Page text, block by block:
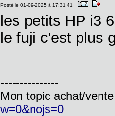
Posté le 01-09-2025 à 17:31:41
les petits HP i3
le fuji c'est plus
---------------
Mon topic achat/
w=0&nojs=0